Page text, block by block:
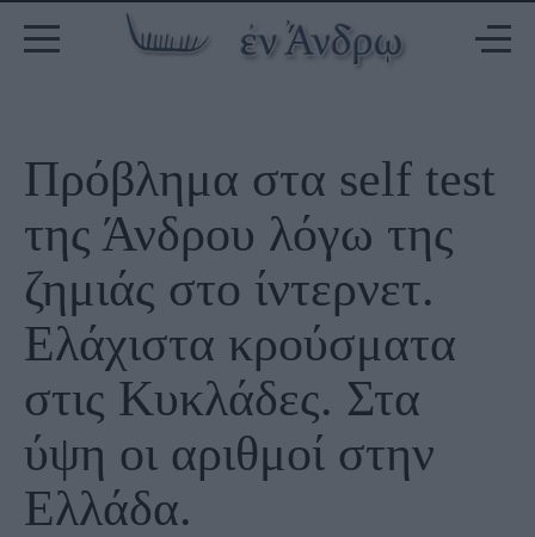
Πρόβλημα στα self test
της Άνδρου λόγω της
ζημιάς στο ίντερνετ.
Ελάχιστα κρούσματα
στις Κυκλάδες. Στα
ύψη οι αριθμοί στην
Ελλάδα.